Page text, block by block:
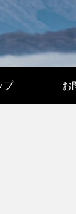
プ お